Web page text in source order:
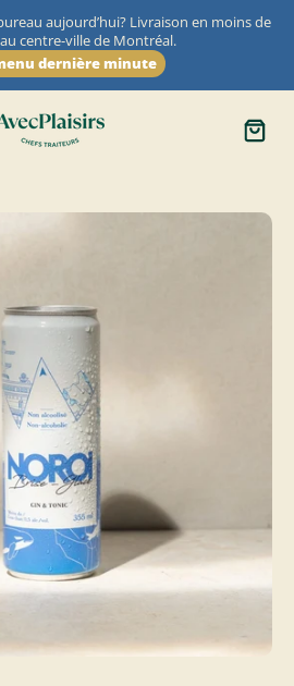
aujourd’hui? Livraison en moins de
centre-ville de Montréal.
dernière minute